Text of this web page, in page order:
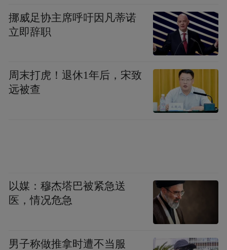
挪威足协主席呼吁因凡蒂诺
立即辞职
周末打虎！退休1年后，宋致
远被查
以媒：穆杰塔巴被紧急送
医，情况危急
男子称做推拿时遭不当服